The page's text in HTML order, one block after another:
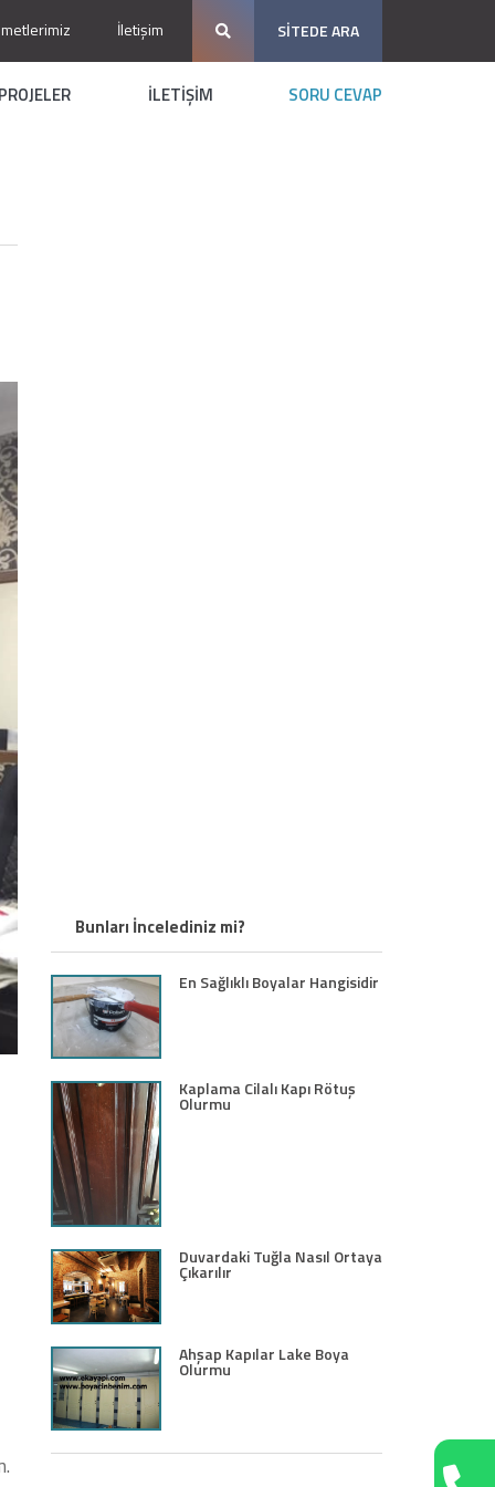
SİTEDE ARA
İletişim
İLETİŞİM SORU CEVAP
Bunları İncelediniz mi?
En Sağlıklı Boyalar Hangisidir
Kaplama Cilalı Kapı Rötuş
Olurmu
Duvardaki Tuğla Nasıl Ortaya
Çıkarılır
Ahşap Kapılar Lake Boya
Olurmu